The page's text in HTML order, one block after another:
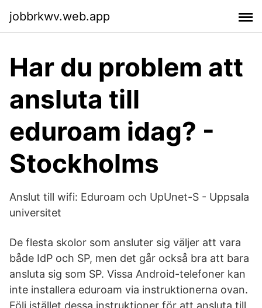
jobbrkwv.web.app
Har du problem att
ansluta till
eduroam idag? -
Stockholms
Anslut till wifi: Eduroam och UpUnet-S - Uppsala
universitet
De flesta skolor som ansluter sig väljer att vara
både IdP och SP, men det går också bra att bara
ansluta sig som SP. Vissa Android-telefoner kan
inte installera eduroam via instruktionerna ovan.
Följ istället dessa instruktioner för att ansluta till